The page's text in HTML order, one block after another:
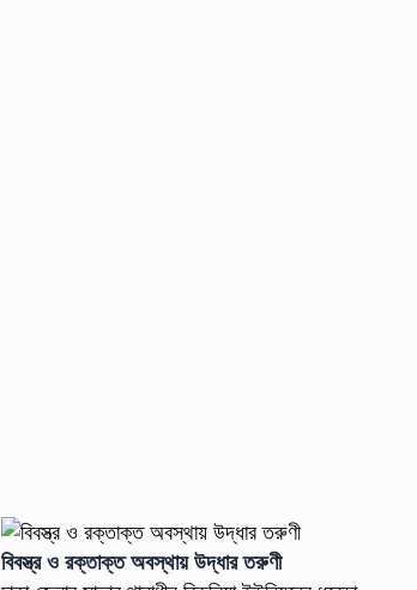
বিবস্ত্র ও রক্তাক্ত অবস্থায় উদ্ধার তরুণী